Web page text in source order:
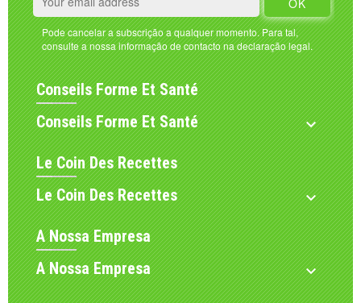
Pode cancelar a subscrição a qualquer momento. Para tal,
consulte a nossa informação de contacto na declaração legal.
Conseils Forme Et Santé
Conseils Forme Et Santé

Le Coin Des Recettes
Le Coin Des Recettes

A Nossa Empresa
A Nossa Empresa
